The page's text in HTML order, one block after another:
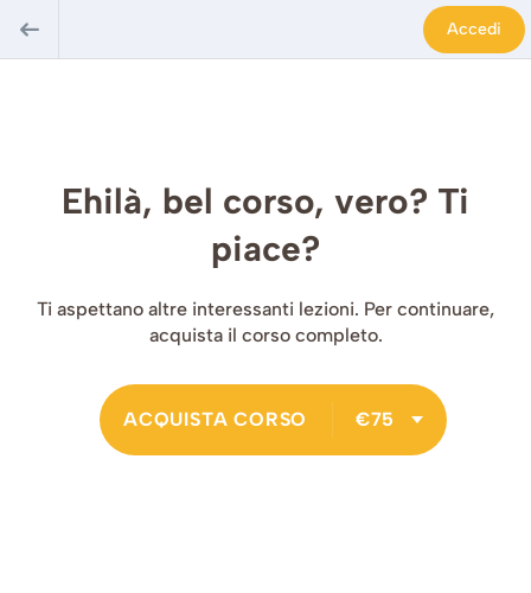
Accedi
Ehilà, bel corso, vero? Ti
piace?
Ti aspettano altre interessanti lezioni. Per continuare,
acquista il corso completo.
ACQUISTA CORSO €75